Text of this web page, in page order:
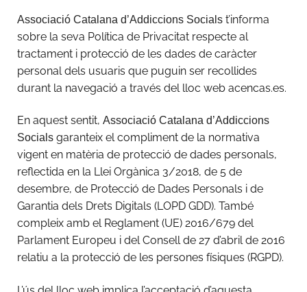
Associació Catalana d’Addiccions Socials t’informa
sobre la seva Política de Privacitat respecte al
tractament i protecció de les dades de caràcter
personal dels usuaris que puguin ser recollides
durant la navegació a través del lloc web acencas.es.
En aquest sentit, Associació Catalana d’Addiccions
Socials garanteix el compliment de la normativa
vigent en matèria de protecció de dades personals,
reflectida en la Llei Orgànica 3/2018, de 5 de
desembre, de Protecció de Dades Personals i de
Garantia dels Drets Digitals (LOPD GDD). També
compleix amb el Reglament (UE) 2016/679 del
Parlament Europeu i del Consell de 27 d’abril de 2016
relatiu a la protecció de les persones físiques (RGPD).